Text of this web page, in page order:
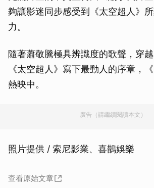
夠讓影迷同步感受到《太空超人》
力。
隨著蕭敬騰極具辨識度的歌聲，穿
《太空超人》寫下最動人的序章，
熱映中。
廣告（請繼續閱讀本文）
照片提供 / 索尼影業、喜鵲娛樂
查看原始文章